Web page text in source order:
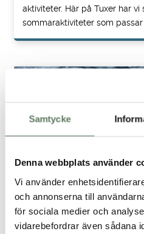
Samtycke
Denna webbplats använder
Vi använder
och annonserna till
för sociala medier och
vidarebefordrar även sådana
aktiviteter. Här på Tuxer har
sommaraktiviteter som passar
Prova på vinterbad!
Inspiration